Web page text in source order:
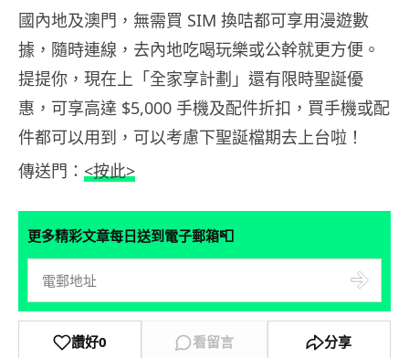
國內地及澳門，無需買 SIM 換咭都可享用漫遊數
據，隨時連線，去內地吃喝玩樂或公幹就更方便。
提提你，現在上「全家享計劃」還有限時聖誕優
惠，可享高達 $5,000 手機及配件折扣，買手機或配
件都可以用到，可以考慮下聖誕檔期去上台啦！
傳送門： <按此>
更多精彩文章每日送到電子郵箱📮
讚好0 看留言 分享